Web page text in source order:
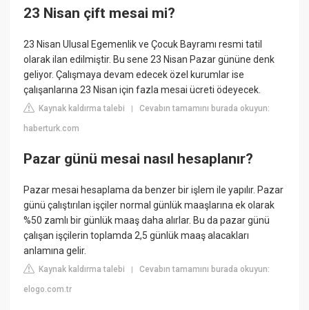
23 Nisan çift mesai mi?
23 Nisan Ulusal Egemenlik ve Çocuk Bayramı resmi tatil
olarak ilan edilmiştir. Bu sene 23 Nisan Pazar gününe denk
geliyor. Çalışmaya devam edecek özel kurumlar ise
çalışanlarına 23 Nisan için fazla mesai ücreti ödeyecek.
Kaynak kaldırma talebi |Cevabın tamamını burada okuyun:
haberturk.com
Pazar günü mesai nasıl hesaplanır?
Pazar mesai hesaplama da benzer bir işlem ile yapılır. Pazar
günü çalıştırılan işçiler normal günlük maaşlarına ek olarak
%50 zamlı bir günlük maaş daha alırlar. Bu da pazar günü
çalışan işçilerin toplamda 2,5 günlük maaş alacakları
anlamına gelir.
Kaynak kaldırma talebi |Cevabın tamamını burada okuyun:
elogo.com.tr